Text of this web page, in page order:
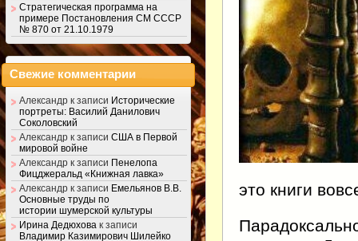
это книги
Стратегическая программа на
примере Постановления СМ СССР
№ 870 от 21.10.1979
Свежие комментарии
Александр к записи Исторические
портреты: Василий Данилович
Соколовский
Александр к записи США в Первой
мировой войне
Александр к записи Пенелопа
Фицджеральд «Книжная лавка»
Александр к записи Емельянов В.В.
Основные труды по
истории шумерской культуры
Ирина Дедюхова к записи
Владимир Казимирович Шилейко